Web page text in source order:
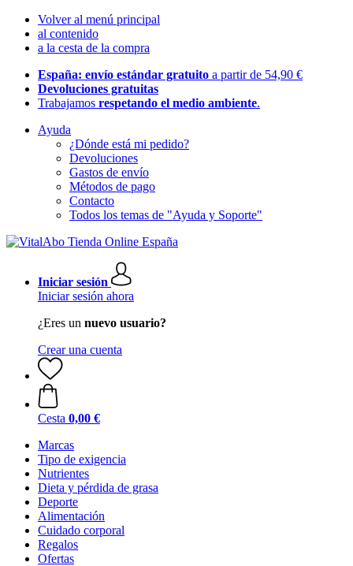
Volver al menú principal
al contenido
a la cesta de la compra
España: envío estándar gratuito a partir de 54,90 €
Devoluciones gratuitas
Trabajamos respetando el medio ambiente.
Ayuda
¿Dónde está mi pedido?
Devoluciones
Gastos de envío
Métodos de pago
Contacto
Todos los temas de "Ayuda y Soporte"
Iniciar sesión
Iniciar sesión ahora
¿Eres un nuevo usuario?
Crear una cuenta
Cesta 0,00 €
Marcas
Tipo de exigencia
Nutrientes
Dieta y pérdida de grasa
Deporte
Alimentación
Cuidado corporal
Regalos
Ofertas